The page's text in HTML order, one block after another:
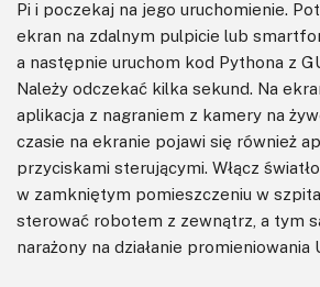
Pi i poczekaj na jego uruchomienie.
ekran na zdalnym pulpicie lub
a następnie uruchom kod Pythona z
Należy odczekać kilka sekund. Na
aplikacja z nagraniem z kamery na
czasie na ekranie pojawi się również
przyciskami sterującymi. Włącz
w zamkniętym pomieszczeniu w
sterować robotem z zewnątrz, a tym
narażony na działanie promieniowania